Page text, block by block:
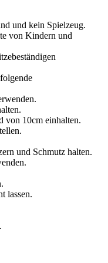
und kein Spielzeug.
von Kindern und
von 10cm einhalten.
und Schmutz halten.
lassen.